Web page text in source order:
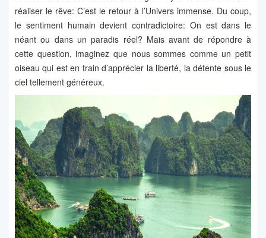
réaliser le rêve: C’est le retour à l’Univers immense. Du coup,
le sentiment humain devient contradictoire: On est dans le
néant ou dans un paradis réel? Mais avant de répondre à
cette question, imaginez que nous sommes comme un petit
oiseau qui est en train d’apprécier la liberté, la détente sous le
ciel tellement généreux.